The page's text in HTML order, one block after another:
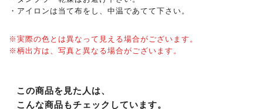
・アイロンは当て布をし、中温であてて下さい。
※実際の色とは異なって見える場合がございます。
※柄出方は、写真と異なる場合がございます。
この商品を見た人は、
こんな商品もチェックしています。